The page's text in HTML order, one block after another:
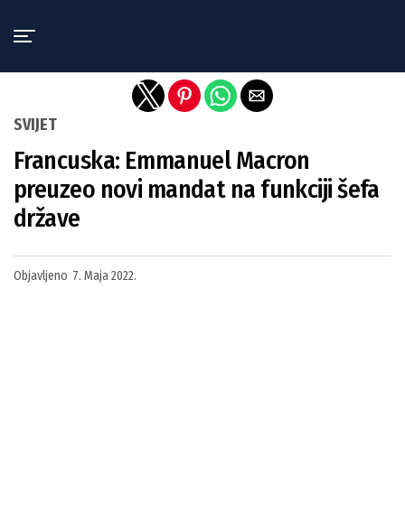
SVIJET
Francuska: Emmanuel Macron
preuzeo novi mandat na funkciji šefa
države
Objavljeno 7. Maja 2022.